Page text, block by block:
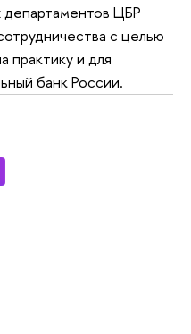
департаментов ЦБР
с целью
практику и для
банк России.